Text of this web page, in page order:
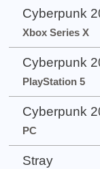
Cyberpunk
Xbox Series X
Cyberpunk
PlayStation 5
Cyberpunk
PC
Stray